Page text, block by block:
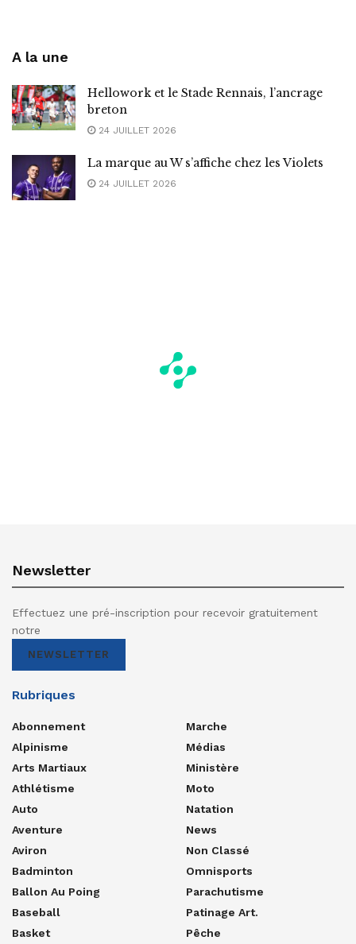
A la une
Hellowork et le Stade Rennais, l’ancrage
breton
24 JUILLET 2026
La marque au W s’affiche chez les Violets
24 JUILLET 2026
Newsletter
Effectuez une pré-inscription pour recevoir gratuitement
notre
NEWSLETTER
Rubriques
Abonnement
Alpinisme
Arts Martiaux
Athlétisme
Auto
Aventure
Aviron
Badminton
Ballon Au Poing
Baseball
Basket
Marche
Médias
Ministère
Moto
Natation
News
Non Classé
Omnisports
Parachutisme
Patinage Art.
Pêche